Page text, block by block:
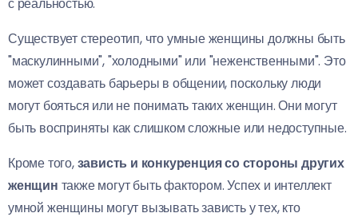
Существует стереотип, что умные женщины должны быть
"маскулинными", "холодными" или "неженственными". Это
может создавать барьеры в общении, поскольку люди
могут бояться или не понимать таких женщин. Они могут
быть восприняты как слишком сложные или недоступные.
Кроме того,зависть и конкуренция со стороны других
женщин также могут быть фактором. Успех и интеллект
умной женщины могут вызывать зависть у тех, кто